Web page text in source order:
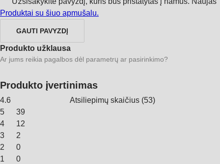
Produktai su šiuo apmušalu.
GAUTI PAVYZDĮ
Produkto užklausa
Ar jums reikia pagalbos dėl parametrų ar pasirinkimo?
Produkto įvertinimas
4.6 Atsiliepimų skaičius (53)
5
39
4
12
3
2
2
0
1
0